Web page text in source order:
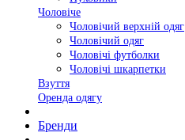
Чоловіче
Чоловічий верхній одяг
Чоловічий одяг
Чоловічі футболки
Чоловічі шкарпетки
Взуття
Оренда одягу
Бренди